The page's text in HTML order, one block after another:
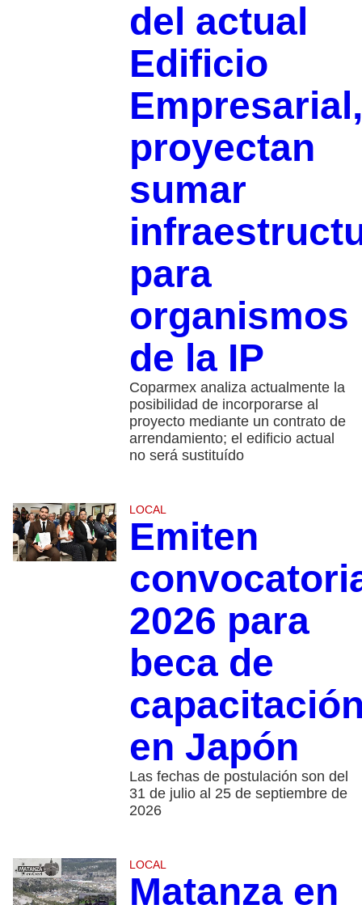
del actual
Edificio
Empresarial,
proyectan
sumar
para
organismos
de la IP
Coparmex analiza actualmente la
posibilidad de incorporarse al
proyecto mediante un contrato de
arrendamiento; el edificio actual
no será sustituído
LOCAL
Emiten
2026 para
beca de
en Japón
Las fechas de postulación son del
31 de julio al 25 de septiembre de
2026
LOCAL
Matanza en